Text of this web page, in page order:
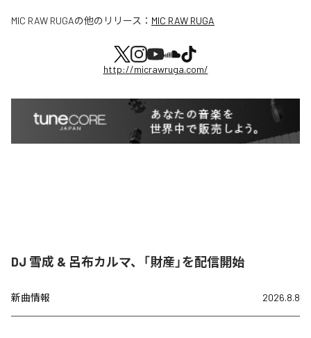
MIC RAW RUGAの他のリリース： MIC RAW RUGA
http://micrawruga.com/
DJ 雪成 & 呂布カルマ、「財産」を配信開始
新曲情報 2026.8.8